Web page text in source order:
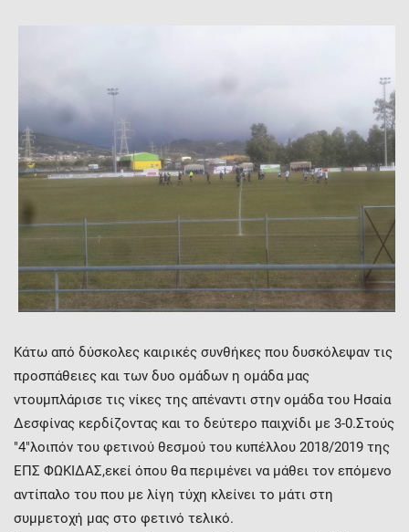
Κάτω από δύσκολες καιρικές συνθήκες που δυσκόλεψαν τις
προσπάθειες και των δυο ομάδων η ομάδα μας
ντουμπλάρισε τις νίκες της απέναντι στην ομάδα του Ησαία
Δεσφίνας κερδίζοντας και το δεύτερο παιχνίδι με 3-0.Στούς
"4"λοιπόν του φετινού θεσμού του κυπέλλου 2018/2019 της
ΕΠΣ ΦΩΚΙΔΑΣ,εκεί όπου θα περιμένει να μάθει τον επόμενο
αντίπαλο του που με λίγη τύχη κλείνει το μάτι στη
συμμετοχή μας στο φετινό τελικό.